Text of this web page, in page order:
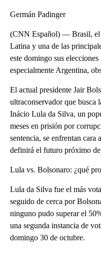
Germán Padinger
(CNN Español) — Brasil, el
Latina y una de las
este domingo sus
especialmente Argentina,
El actual presidente Jair
ultraconservador que busca
Inácio Lula da Silva, un
meses en prisión por
sentencia, se enfrentan cara
definirá el futuro próximo
Lula vs. Bolsonaro: ¿qué
Lula da Silva fue el más
seguido de cerca por
ninguno pudo superar el
una segunda instancia de
domingo 30 de octubre.